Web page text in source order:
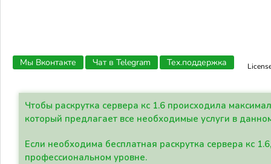
Мы Вконтакте Чат в Telegram Тех.поддержка
Чтобы раскрутка сервера кс 1.6 происходила
который предлагает все необходимые услуги в
Если необходима бесплатная раскрутка сервера кс
профессиональном уровне.